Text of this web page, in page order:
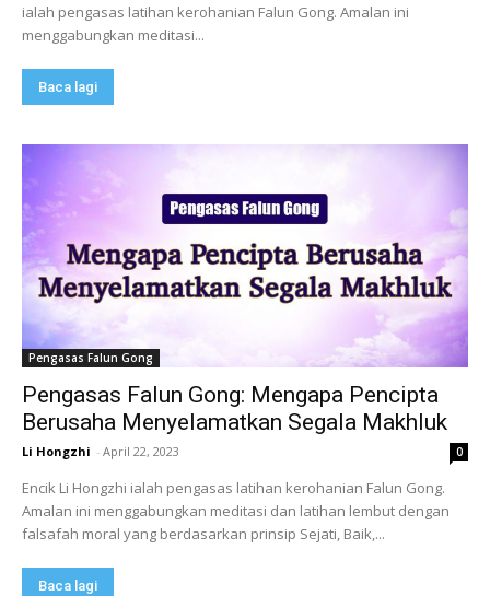
ialah pengasas latihan kerohanian Falun Gong. Amalan ini
menggabungkan meditasi...
Baca lagi
Pengasas Falun Gong
Pengasas Falun Gong: Mengapa Pencipta
Berusaha Menyelamatkan Segala Makhluk
Li Hongzhi - April 22, 2023 0
Encik Li Hongzhi ialah pengasas latihan kerohanian Falun Gong.
Amalan ini menggabungkan meditasi dan latihan lembut dengan
falsafah moral yang berdasarkan prinsip Sejati, Baik,...
Baca lagi